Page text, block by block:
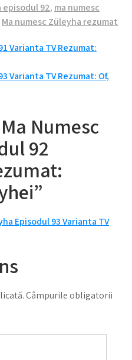
episodul 92, ma numesc
Ma numesc Züleyha rezumat
Varianta TV Rezumat:
Varianta TV Rezumat: Of,
Numesc
92
Episodul 93 Varianta TV
Câmpurile obligatorii